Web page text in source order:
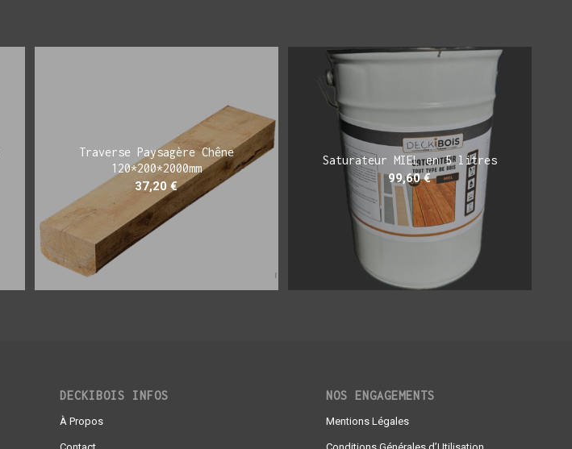
Traverse Paysagère Chêne
120*200*2000mm
37,20€
Saturateur MIEL en 5 litres
99,60€
DECKIBOIS INFOS
À Propos
NOS ENGAGEMENTS
Mentions Légales